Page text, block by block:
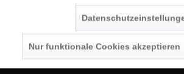
habe ich zur
genommen.
Nur funktionale Cookies akzeptieren